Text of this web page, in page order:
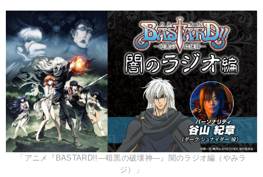
「アニメ『BASTARD!!―暗黒の破壊神―』闇のラジオ編（やみラ
ジ）」